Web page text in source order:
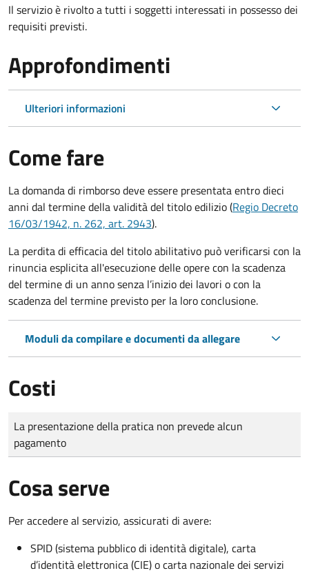
Il servizio è rivolto a tutti i soggetti interessati in possesso dei
requisiti previsti.
Approfondimenti
Ulteriori informazioni
Come fare
La domanda di rimborso deve essere presentata entro dieci
anni dal termine della validità del titolo edilizio (Regio Decreto
16/03/1942, n. 262, art. 2943).
La perdita di efficacia del titolo abilitativo può verificarsi con la
rinuncia esplicita all'esecuzione delle opere con la scadenza
del termine di un anno senza l’inizio dei lavori o con la
scadenza del termine previsto per la loro conclusione.
Moduli da compilare e documenti da allegare
Costi
Tipo di pagamento
Importo
La presentazione della pratica non prevede alcun
pagamento
Cosa serve
Per accedere al servizio, assicurati di avere:
SPID (sistema pubblico di identità digitale), carta
d’identità elettronica (CIE) o carta nazionale dei servizi